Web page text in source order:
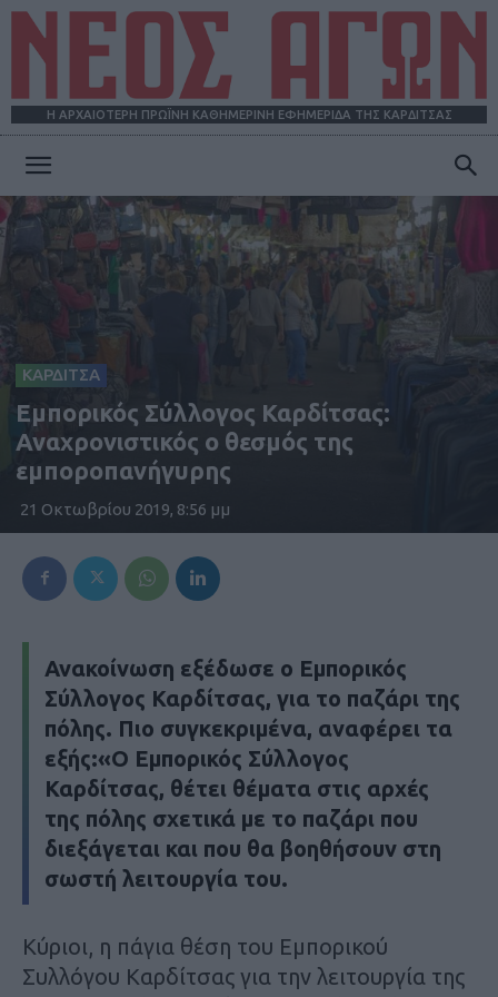
Η ΑΡΧΑΙΟΤΕΡΗ ΠΡΩΪΝΗ ΚΑΘΗΜΕΡΙΝΗ ΕΦΗΜΕΡΙΔΑ ΤΗΣ ΚΑΡΔΙΤΣΑΣ
ΑΓΩΝ
ΚΑΡΔΙΤΣΑ
Εμπορικός Σύλλογος Καρδίτσας:
Αναχρονιστικός ο θεσμός της
εμποροπανήγυρης
21 Οκτωβρίου 2019, 8:56 μμ
Ανακοίνωση εξέδωσε ο Εμπορικός
Σύλλογος Καρδίτσας, για το παζάρι της
πόλης. Πιο συγκεκριμένα, αναφέρει τα
εξής:«Ο Εμπορικός Σύλλογος
Καρδίτσας, θέτει θέματα στις αρχές
της πόλης σχετικά με το παζάρι που
διεξάγεται και που θα βοηθήσουν στη
σωστή λειτουργία του.
Κύριοι, η πάγια θέση του Εμπορικού
Συλλόγου Καρδίτσας για την λειτουργία της